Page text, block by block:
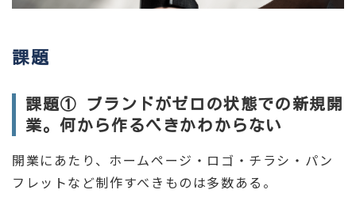
課題
課題① ブランドがゼロの状態での新規開
業。何から作るべきかわからない
開業にあたり、ホームページ・ロゴ・チラシ・パン
フレットなど制作すべきものは多数ある。